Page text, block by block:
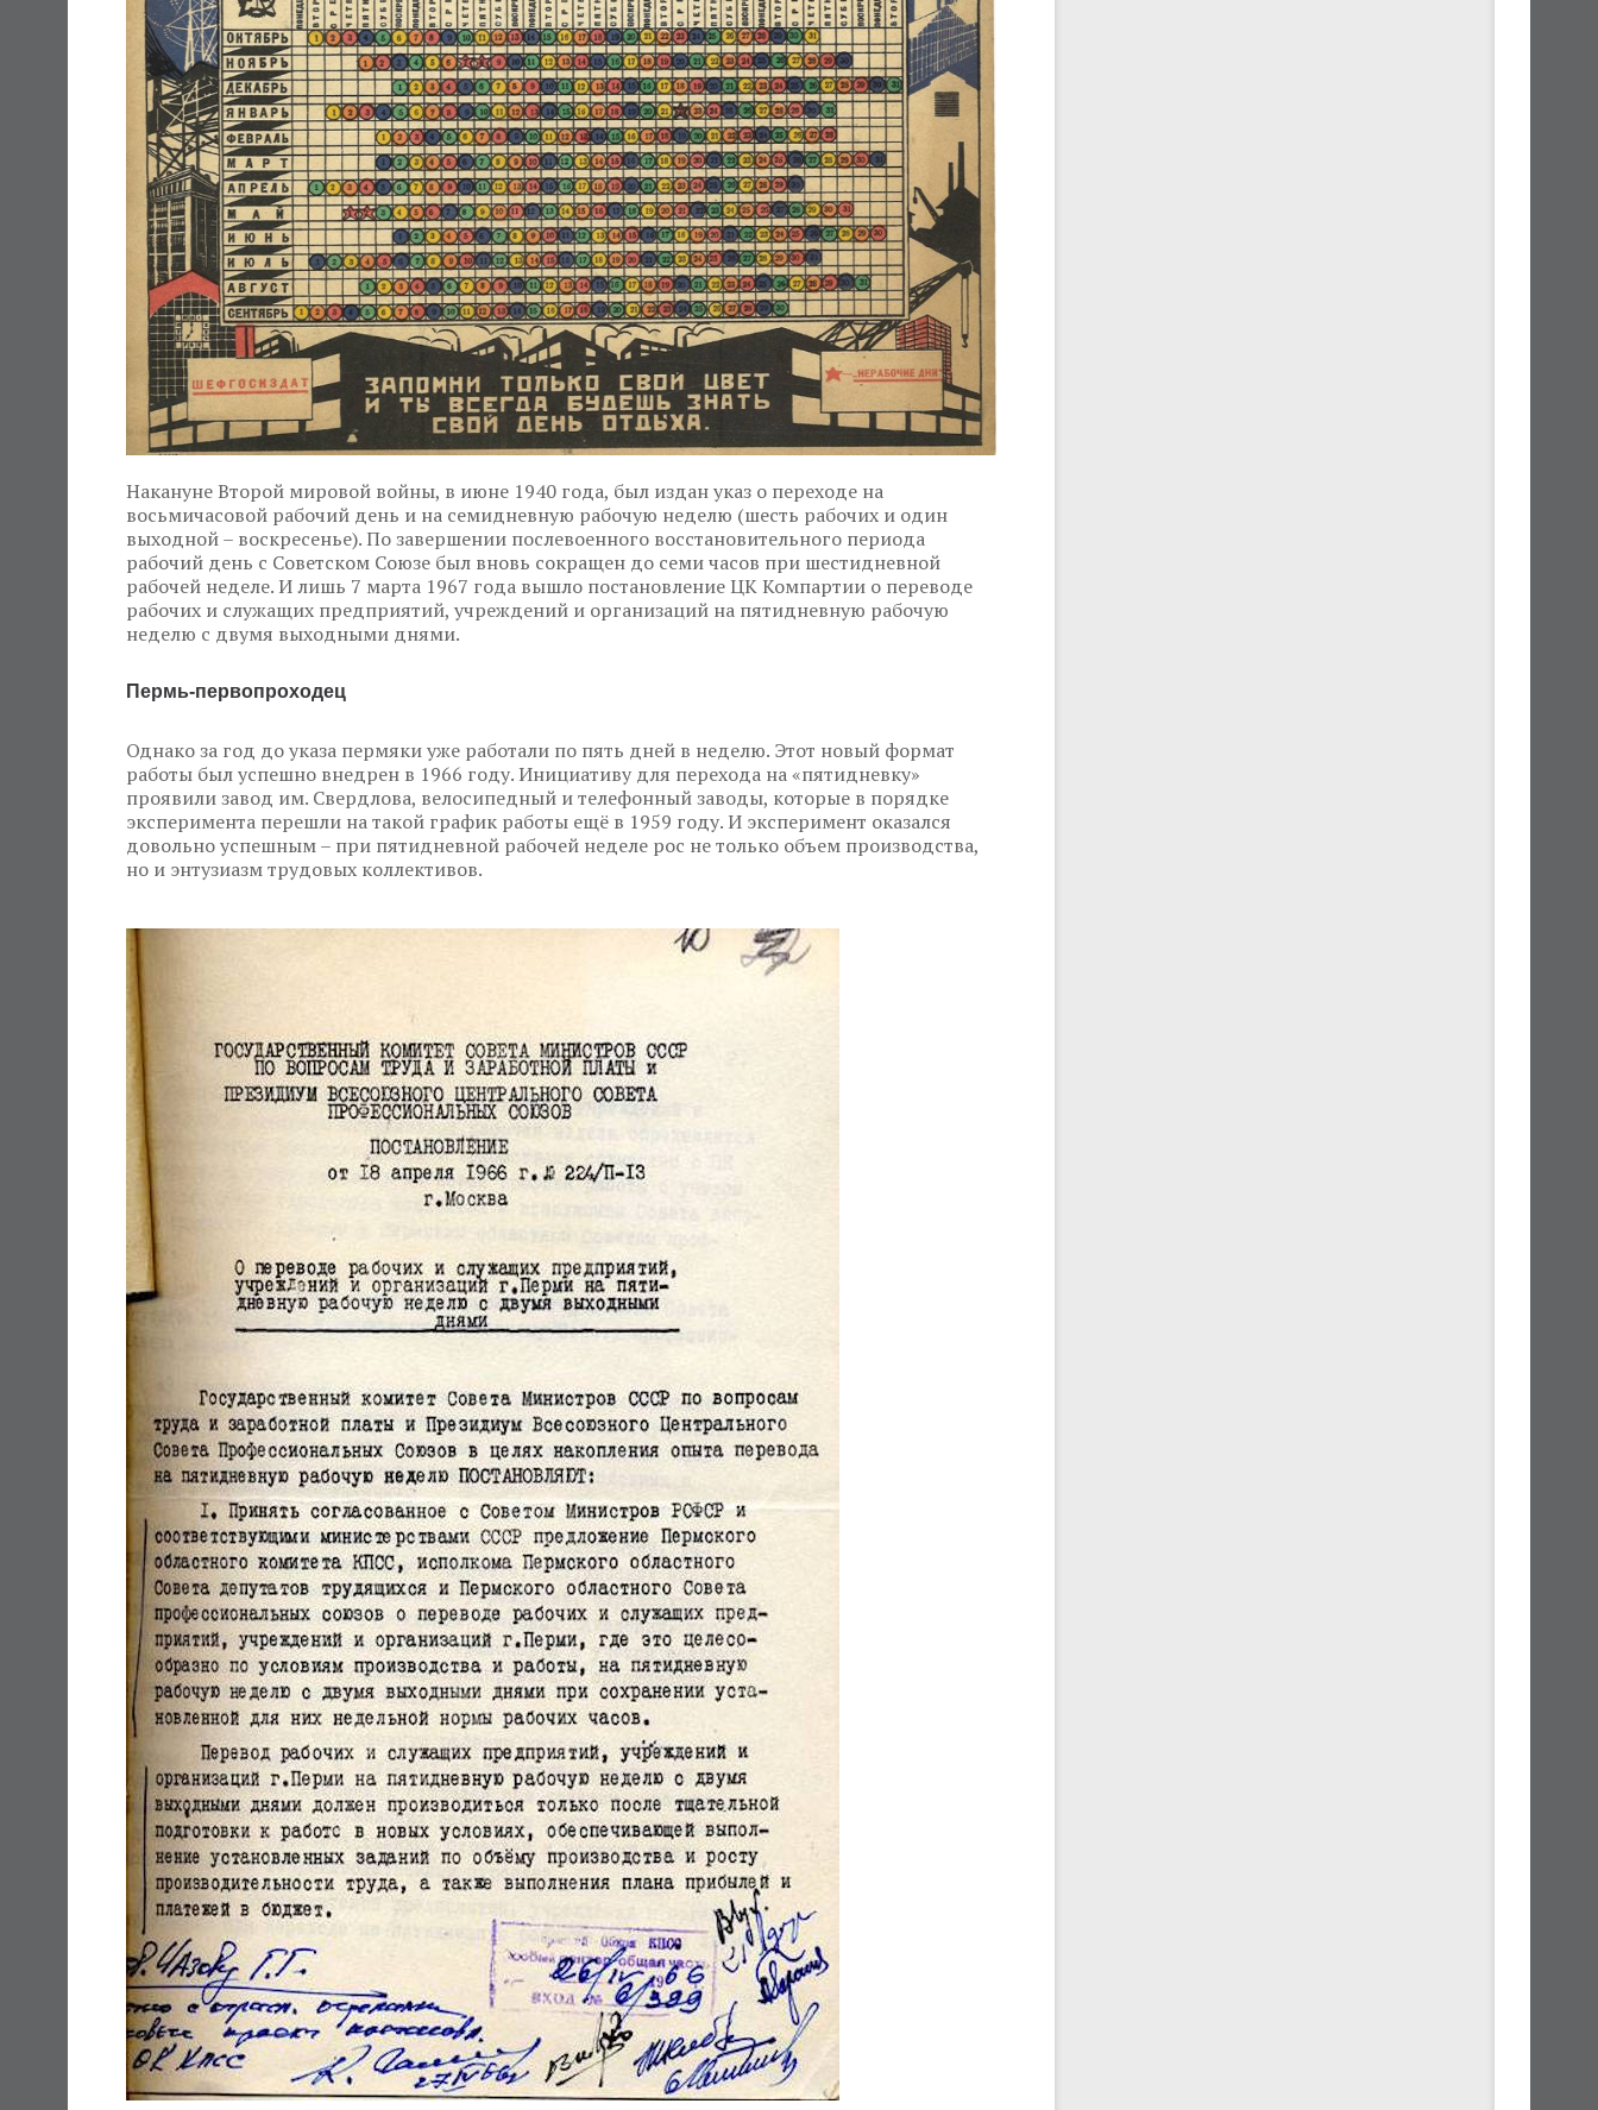
Накануне Второй мировой войны, в июне 1940 года, был издан указ о переходе на
восьмичасовой рабочий день и на семидневную рабочую неделю (шесть рабочих и один
выходной – воскресенье). По завершении послевоенного восстановительного периода
рабочий день с Советском Союзе был вновь сокращен до семи часов при шестидневной
рабочей неделе. И лишь 7 марта 1967 года вышло постановление ЦК Компартии о переводе
рабочих и служащих предприятий, учреждений и организаций на пятидневную рабочую
неделю с двумя выходными днями.
Пермь-первопроходец
Однако за год до указа пермяки уже работали по пять дней в неделю. Этот новый формат
работы был успешно внедрен в 1966 году. Инициативу для перехода на «пятидневку»
проявили завод им. Свердлова, велосипедный и телефонный заводы, которые в порядке
эксперимента перешли на такой график работы ещё в 1959 году. И эксперимент оказался
довольно успешным – при пятидневной рабочей неделе рос не только объем производства,
но и энтузиазм трудовых коллективов.